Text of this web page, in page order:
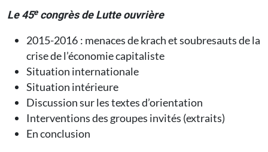
Le 45econgrès de Lutte ouvrière
2015-2016 : menaces de krach et soubresauts de la
crise de l’économie capitaliste
Situation internationale
Situation intérieure
Discussion sur les textes d’orientation
Interventions des groupes invités (extraits)
En conclusion